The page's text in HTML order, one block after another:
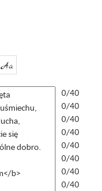
Aa
0/40
0/40
0/40
0/40
0/40
0/40
0/40
0/40